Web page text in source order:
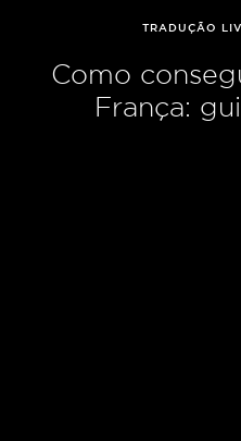
TRADUÇÃO
Como
França: